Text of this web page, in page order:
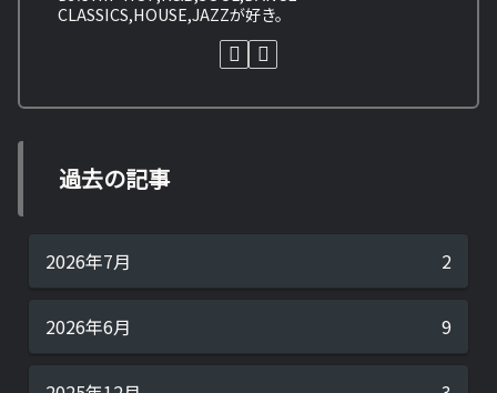
CLASSICS,HOUSE,JAZZが好き。
過去の記事
2026年7月 2
2026年6月 9